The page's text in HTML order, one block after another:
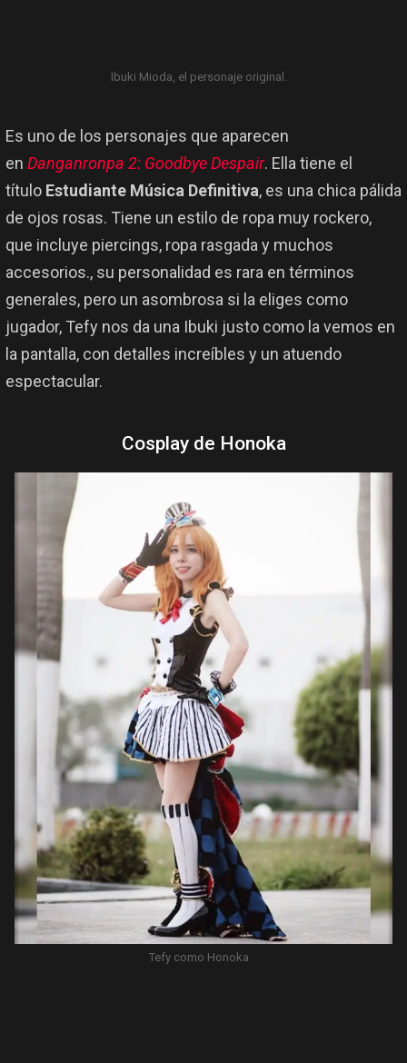
Ibuki Mioda, el personaje original.
Es uno de los personajes que aparecen
en Danganronpa 2: Goodbye Despair. Ella tiene el
título Estudiante Música Definitiva, es una chica pálida
de ojos rosas. Tiene un estilo de ropa muy rockero,
que incluye piercings, ropa rasgada y muchos
accesorios., su personalidad es rara en términos
generales, pero un asombrosa si la eliges como
jugador, Tefy nos da una Ibuki justo como la vemos en
la pantalla, con detalles increíbles y un atuendo
espectacular.
Cosplay de Honoka
Tefy como Honoka